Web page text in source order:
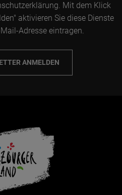
Mit dem Klick
aktivieren Sie diese Dienste
Adresse eintragen.
ANMELDEN